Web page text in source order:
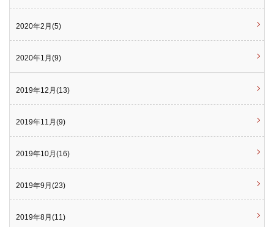
2020年2月(5)
2020年1月(9)
2019年12月(13)
2019年11月(9)
2019年10月(16)
2019年9月(23)
2019年8月(11)